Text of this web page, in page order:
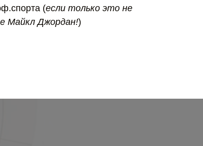
(если только это не
Майкл Джордан!)